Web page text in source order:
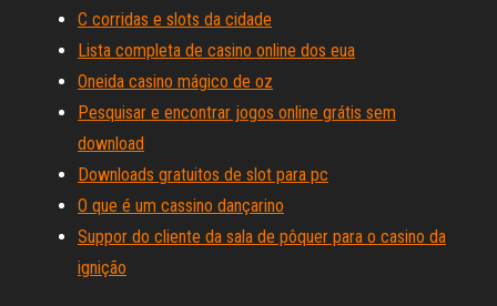
C corridas e slots da cidade
Lista completa de casino online dos eua
Oneida casino mágico de oz
Pesquisar e encontrar jogos online grátis sem
download
Downloads gratuitos de slot para pc
O que é um cassino dançarino
Suppor do cliente da sala de pôquer para o casino da
ignição